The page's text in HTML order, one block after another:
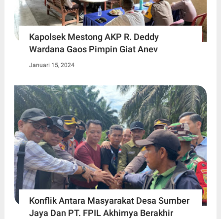
Kapolsek Mestong AKP R. Deddy
Wardana Gaos Pimpin Giat Anev
Januari 15, 2024
Konflik Antara Masyarakat Desa Sumber
Jaya Dan PT. FPIL Akhirnya Berakhir